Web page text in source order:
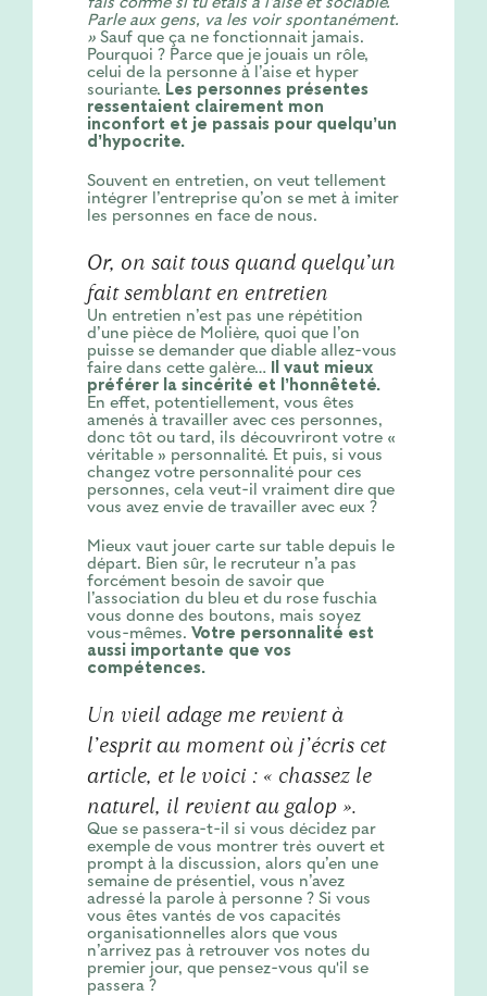
Parle aux gens, va les voir spontanément.
»Sauf que ça ne fonctionnait jamais.
Pourquoi ? Parce que je jouais un rôle,
celui de la personne à l’aise et hyper
souriante. Les personnes présentes
ressentaient clairement mon
inconfort et je passais pour quelqu’un
d’hypocrite.
Souvent en entretien, on veut tellement
intégrer l’entreprise qu’on se met à imiter
les personnes en face de nous.
Or, on sait tous quand quelqu’un
fait semblant en entretien
Un entretien n’est pas une répétition
d’une pièce de Molière, quoi que l’on
puisse se demander que diable allez-vous
faire dans cette galère…
Il vaut mieux
préférer la sincérité et l’honnêteté.
En effet, potentiellement, vous êtes
amenés à travailler avec ces personnes,
donc tôt ou tard, ils découvriront votre «
véritable » personnalité. Et puis, si vous
changez votre personnalité pour ces
personnes, cela veut-il vraiment dire que
vous avez envie de travailler avec eux ?
Mieux vaut jouer carte sur table depuis le
départ. Bien sûr, le recruteur n’a pas
forcément besoin de savoir que
l’association du bleu et du rose fuschia
vous donne des boutons, mais soyez
vous-mêmes. Votre personnalité est
aussi importante que vos
compétences.
Un vieil adage me revient à
l’esprit au moment où j’écris cet
article, et le voici : « chassez le
naturel, il revient au galop ».
Que se passera-t-il si vous décidez par
exemple de vous montrer très ouvert et
prompt à la discussion, alors qu’en une
semaine de présentiel, vous n’avez
adressé la parole à personne ? Si vous
vous êtes vantés de vos capacités
organisationnelles alors que vous
n’arrivez pas à retrouver vos notes du
premier jour, que pensez-vous qu'il se
passera ?